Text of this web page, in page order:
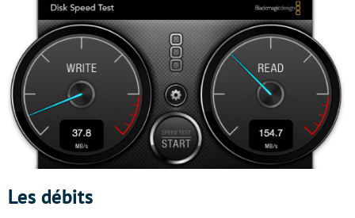
Les débits